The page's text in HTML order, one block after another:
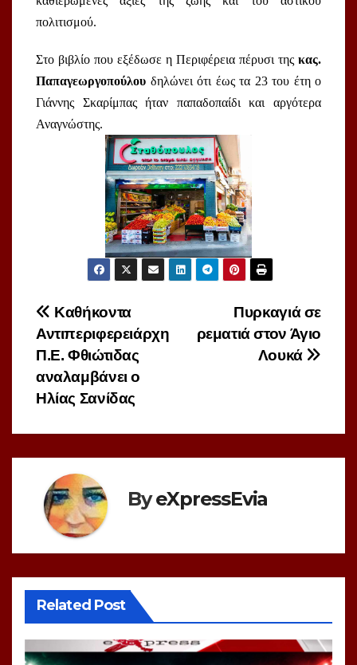
πολιτισμού.
Στο βιβλίο που εξέδωσε η Περιφέρεια πέρυσι της κας.
Παπαγεωργοπούλου δηλώνει ότι έως τα 23 του έτη ο
Γιάννης Σκαρίμπας ήταν παπαδοπαίδι και αργότερα
Αναγνώστης.
Πλοήγηση
άρθρων
Πυρκαγιά σε
ρεματιά στον Άγιο
Λουκά
Καθήκοντα
Αντιπεριφερειάρχη
Π.Ε. Φθιώτιδας
αναλαμβάνει ο
Ηλίας Σανίδας
ByeXpressEvia
Related Post